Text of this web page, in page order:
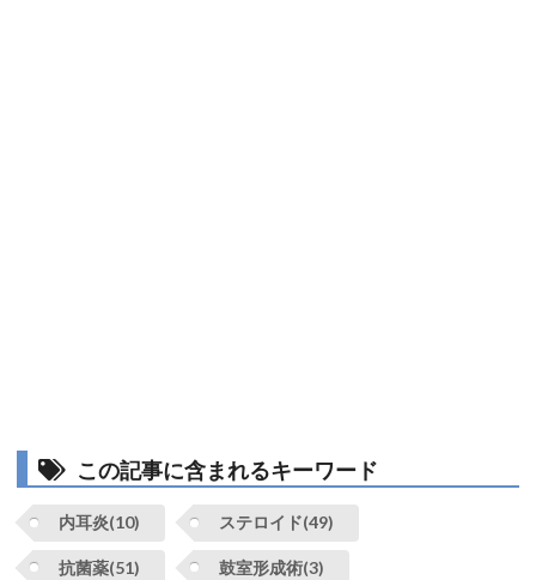
この記事に含まれるキーワード
内耳炎(10) ステロイド(49)
抗菌薬(51) 鼓室形成術(3)